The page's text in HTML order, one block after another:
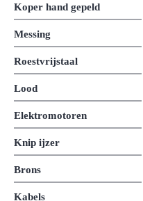
Koper hand gepeld
Messing
Roestvrijstaal
Lood
Elektromotoren
Knip ijzer
Brons
Kabels